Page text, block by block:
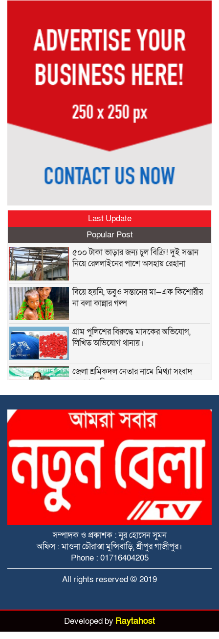
Last Update
Popular Post
৫০০ টাকা ভাড়ার জন্য চুল বিক্রি! দুই সন্তান
নিয়ে রেললাইনের পাশে অসহায় রেহানা
বিয়ে হয়নি, তবুও সন্তানের মা—এক কিশোরীর
না বলা কান্নার গল্প
গ্রাম পুলিশের বিরুদ্ধে মাদকের অভিযোগ,
লিখিত অভিযোগ থানায়।
জেলা শ্রমিকদল নেতার নামে মিথ্যা সংবাদ
প্রকাশ, প্রতিবাদে সংবাদ সম্মেলন ।
লক্ষ্মীপুরের রামগঞ্জে বিশ্বকাপ ফুটবলের ফাইনাল
খেলা দেখতে বাধা
চোখের সামনেই মুহূর্তের মধ্যে তলিয়ে গেল
জীবনের সবটুকু সঞ্চয় আর শেষ অবলম্বন
শ্রীপুর উপজেলা শিল্পাঞ্চল শ্রমিক দলের সাধারণ
বাবার পর এবার দুই অবুঝ এতিম শিশুকেও
পুড়িয়ে মারার চেষ্টা! শ্রীপুরের এই নৃশংসতা কি
থামবে না?
ত্যা মামলায় ৩ জনের মৃ/ত্যু/দ/ণ্ড।
সম্পাদক ও প্রকাশক : নুর হোসেন সুমন
অফিস : মাওনা চৌরাস্তা মুন্সিবাড়ি, শ্রীপুর গাজীপুর।
Phone : 01716404205
All rights reserved © 2019
Developed by Raytahost